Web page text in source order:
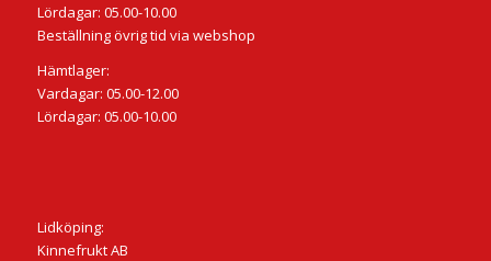
Lördagar: 05.00-10.00
Beställning övrig tid via webshop
Hämtlager:
Vardagar: 05.00-12.00
Lördagar: 05.00-10.00
Lidköping:
Kinnefrukt AB